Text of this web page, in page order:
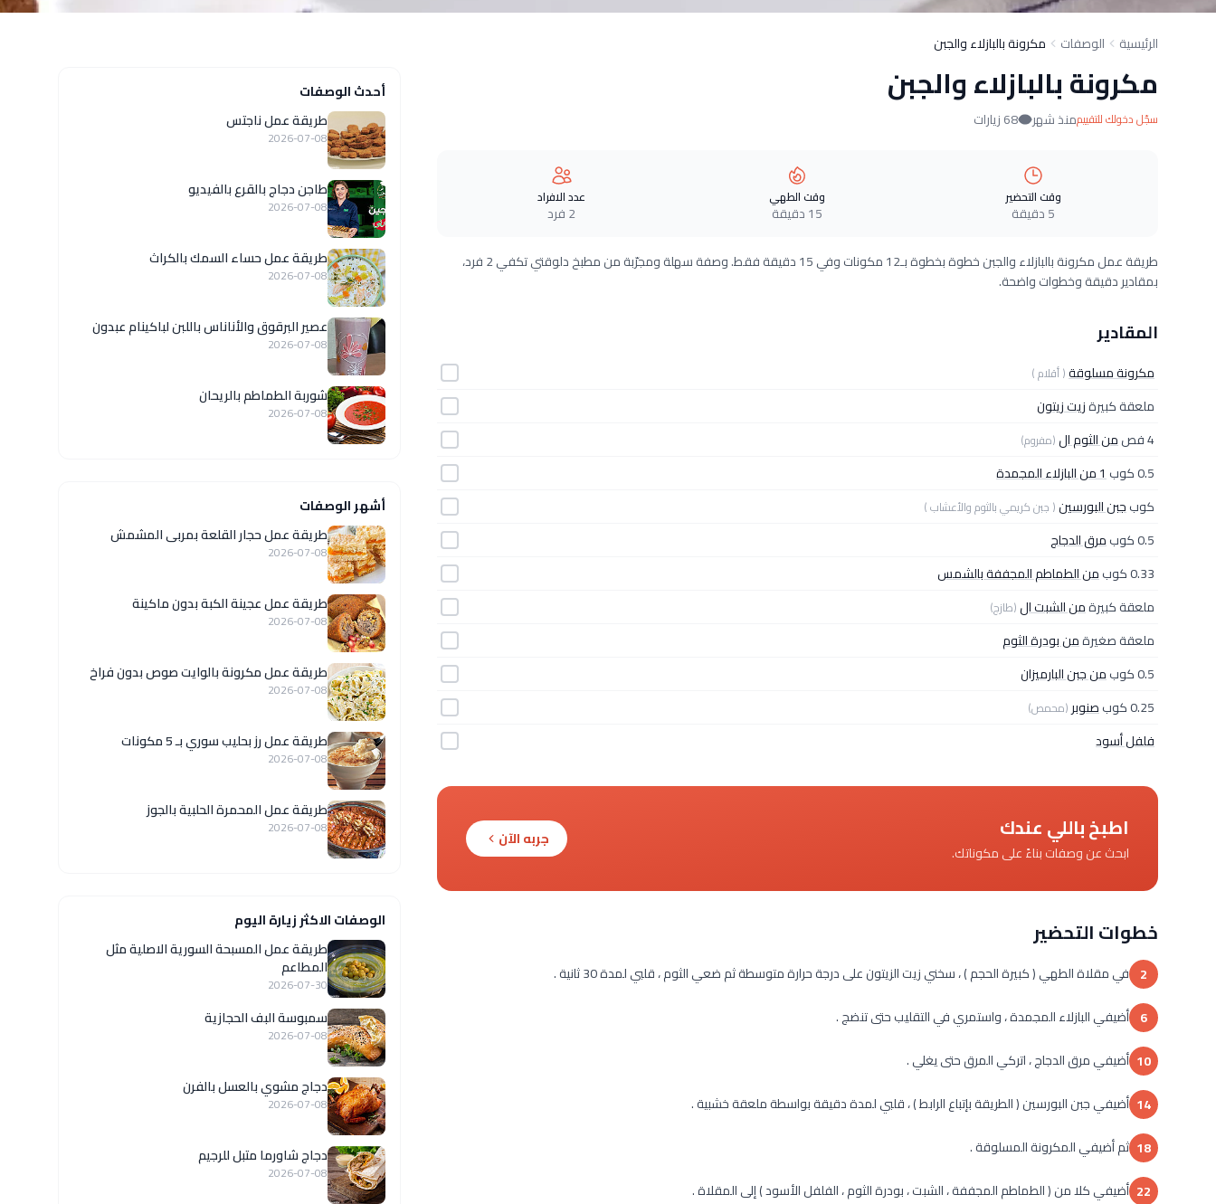
الرئيسية الوصفات مكرونة بالبازلاء والجبن
مكرونة بالبازلاء والجبن
سجّل دخولك للتقييممنذ شهر 68 زيارات
وقت التحضير
5 دقيقة
وقت الطهي
15 دقيقة
عدد الافراد
2 فرد
طريقة عمل مكرونة بالبازلاء والجبن خطوة بخطوة بـ12 مكونات وفي 15 دقيقة فقط. وصفة سهلة ومجرّبة من مطبخ دلوقتي تكفي 2 فرد،
بمقادير دقيقة وخطوات واضحة.
المقادير
مكرونة مسلوقة( أقلام )
ملعقة كبيرةزيت زيتون
4 فص
من الثوم ال(مفروم)
0.5 كوب
1 من البازلاء المجمدة
كوبجبن البورسين( جبن كريمي بالثوم والأعشاب )
0.5 كوب
مرق الدجاج
0.33 كوب
من الطماطم المجففة بالشمس
ملعقة كبيرةمن الشبت ال(طازج)
ملعقة صغيرةمن بودرة الثوم
0.5 كوب
من جبن البارميزان
0.25 كوب
صنوبر (محمص)
فلفل أسود
اطبخ باللي عندك
ابحث عن وصفات بناءً على مكوناتك.
جربه الآن
خطوات التحضير
2 في مقلاة الطهي ( كبيرة الحجم ) ، سخني زيت الزيتون على درجة حرارة متوسطة ثم ضعي الثوم ، قلبي لمدة 30 ثانية .
6 أضيفي البازلاء المجمدة ، واستمري في التقليب حتى تنضج .
10 أضيفي مرق الدجاج ، اتركي المرق حتى يغلي .
14 أضيفي جبن البورسين ( الطريقة بإتباع الرابط ) ، قلبي لمدة دقيقة بواسطة ملعقة خشبية .
18 ثم أضيفي المكرونة المسلوقة .
22 أضيفي كلا من ( الطماطم المجففة ، الشبت ، بودرة الثوم ، الفلفل الأسود ) إلى المقلاة .
أحدث الوصفات
طريقة عمل ناجتس
2026-07-08
طاجن دجاج بالقرع بالفيديو
2026-07-08
طريقة عمل حساء السمك بالكراث
2026-07-08
عصير البرقوق والأناناس باللبن لباكينام عبدون
2026-07-08
شوربة الطماطم بالريحان
2026-07-08
أشهر الوصفات
طريقة عمل حجار القلعة بمربى المشمش
2026-07-08
طريقة عمل عجينة الكبة بدون ماكينة
2026-07-08
طريقة عمل مكرونة بالوايت صوص بدون فراخ
2026-07-08
طريقة عمل رز بحليب سوري بـ 5 مكونات
2026-07-08
طريقة عمل المحمرة الحلبية بالجوز
2026-07-08
الوصفات الاكثر زيارة اليوم
‏طريقة عمل المسبحة السورية الاصلية مثل
المطاعم
2026-07-30
سمبوسة البف الحجازية
2026-07-08
دجاج مشوي بالعسل بالفرن
2026-07-08
دجاج شاورما متبل للرجيم
2026-07-08